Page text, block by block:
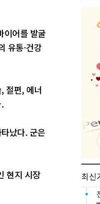
이어를 발굴
유통·건강
절편, 에너
났다. 군은
현지 시장
최신